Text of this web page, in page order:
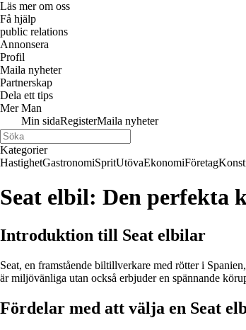
Läs mer om oss
Få hjälp
public relations
Annonsera
Profil
Maila nyheter
Partnerskap
Dela ett tips
Mer Man
Min sidaRegisterMaila nyheter
Kategorier
HastighetGastronomiSpritUtövaEkonomiFöretag
Seat elbil: Den perfekta
Introduktion till Seat elbilar
Seat, en framstående biltillverkare med rötter i
är miljövänliga utan också erbjuder en spännande
Fördelar med att välja en Seat